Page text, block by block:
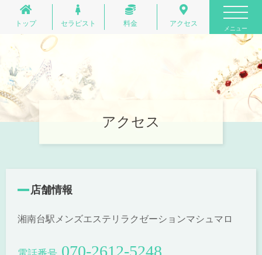
メニュー
トップ セラピスト 料金 アクセス
アクセス
店舗情報
湘南台駅メンズエステリラクゼーションマシュマロ
070-2612-5248